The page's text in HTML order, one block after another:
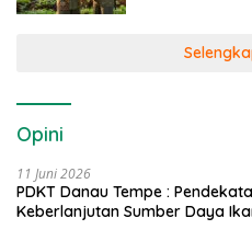
Opini
11 Juni 2026
PDKT Danau Tempe :
Keberlanjutan Sumber Daya